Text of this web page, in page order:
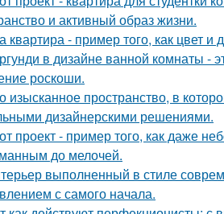
и активный образ жизни.
квартира - пример того, как цвет
в дизайне ванной комнаты -
роскоши.
изысканное пространство, в
дизайнерскими решениями.
проект - пример того, как даже
до мелочей.
выполненный в стиле
с самого начала.